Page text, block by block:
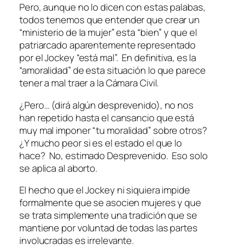
Pero, aunque no lo dicen con estas palabas,
todos tenemos que entender que crear un
“ministerio de la mujer” esta “bien” y que el
patriarcado aparentemente representado
por el Jockey “está mal”. En definitiva, es la
“amoralidad” de esta situación lo que parece
tener a mal traer a la Cámara Civil.
¿Pero… (dirá algún desprevenido), no nos
han repetido hasta el cansancio que está
muy mal imponer “tu moralidad” sobre otros?
¿Y mucho peor si es el estado el que lo
hace? No, estimado Desprevenido. Eso solo
se aplica al aborto.
El hecho que el Jockey ni siquiera impide
formalmente que se asocien mujeres y que
se trata simplemente una tradición que se
mantiene por voluntad de todas las partes
involucradas es irrelevante.